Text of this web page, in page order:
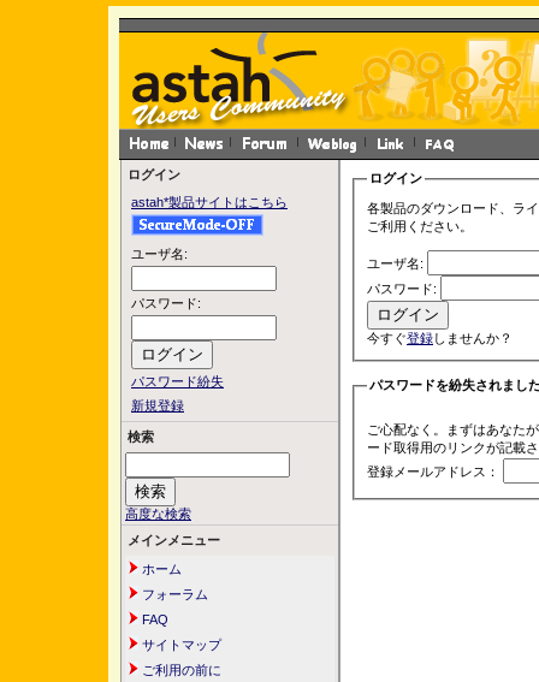
ログイン
astah*製品サイトはこちら
ユーザ名:
パスワード:
パスワード紛失
新規登録
検索
高度な検索
メインメニュー
ホーム
フォーラム
FAQ
サイトマップ
ご利用の前に
ログイン
各製品のダウンロード、ラ
ご利用ください。
ユーザ名:
パスワード:
今すぐ登録しませんか？
パスワードを紛失されまし
ご心配なく。まずはあなた
ード取得用のリンクが記載
登録メールアドレス：